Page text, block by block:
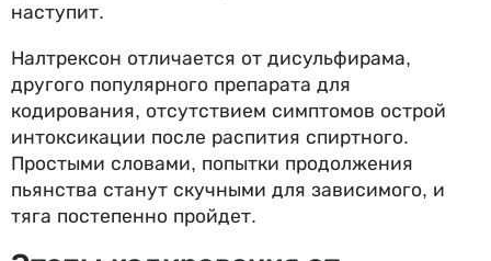
наступит.
Налтрексон отличается от дисульфирама,
другого популярного препарата для
кодирования, отсутствием симптомов острой
интоксикации после распития спиртного.
Простыми словами, попытки продолжения
пьянства станут скучными для зависимого, и
тяга постепенно пройдет.